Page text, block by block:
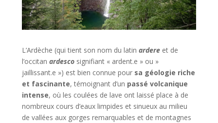
L’Ardèche (qui tient son nom du latin ardere et de
l’occitan ardesco signifiant « ardent.e » ou »
jaillissant.e ») est bien connue pour sa géologie riche
et fascinante, témoignant d’un passé volcanique
intense, où les coulées de lave ont laissé place à de
nombreux cours d’eaux limpides et sinueux au milieu
de vallées aux gorges remarquables et de montagnes